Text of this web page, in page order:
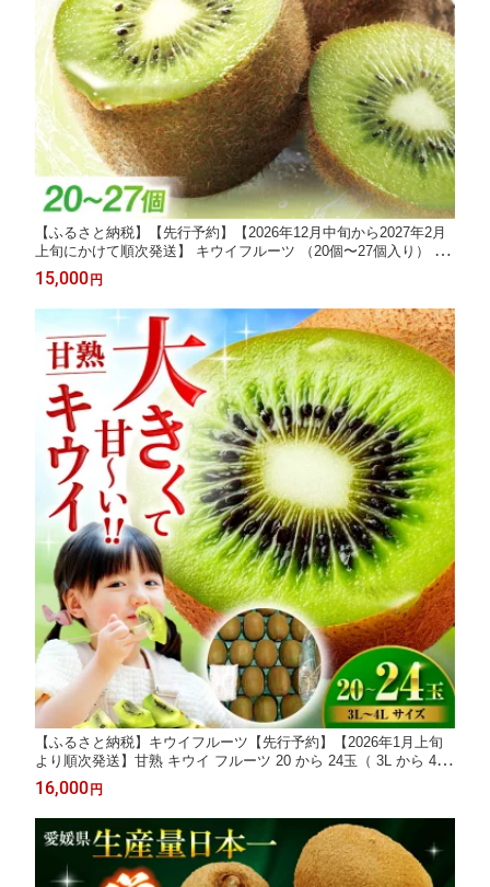
【ふるさと納税】【先行予約】【2026年12月中旬から2027年2月
上旬にかけて順次発送】 キウイフルーツ （20個〜27個入り） 先
行予約 送料無料 国産 愛媛県産 家庭用 旬 大洲市/幸野観光なし園
[AGBD004] キウイ キウイフルーツ 果物 くだもの フルーツ 大洲
市産 おすすめ 人気
15,000 円
【ふるさと納税】キウイフルーツ【先行予約】【2026年1月上旬
より順次発送】甘熟 キウイ フルーツ 20 から 24玉（ 3L から 4L
サイズ） 大洲市/沢井青果[AGBN001] キウイ 果物 くだもの フル
ーツ 愛媛県産 大洲市産 産地直送 おすすめ 人気 お取り寄せ 送料
無料 贈答 ギフト
16,000 円